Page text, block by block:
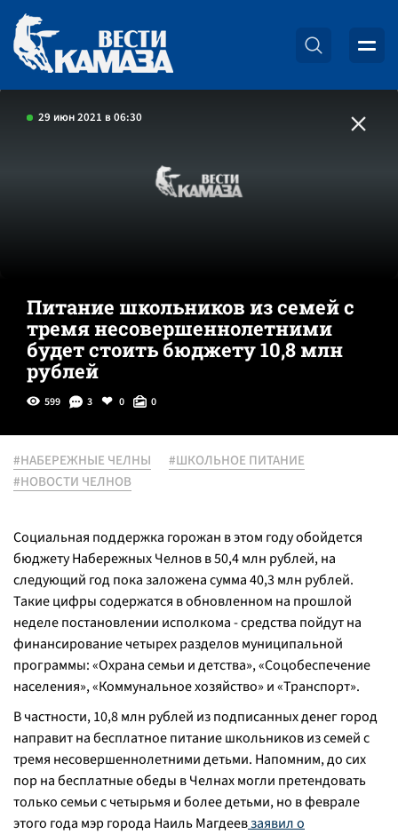
29 июн 2021 в 06:30
Питание школьников из семей с
тремя несовершеннолетними
будет стоить бюджету 10,8 млн
рублей
599 3 0 0
#НАБЕРЕЖНЫЕ ЧЕЛНЫ
#ШКОЛЬНОЕ ПИТАНИЕ
#НОВОСТИ ЧЕЛНОВ
Социальная поддержка горожан в этом году обойдется
бюджету Набережных Челнов в 50,4 млн рублей, на
следующий год пока заложена сумма 40,3 млн рублей.
Такие цифры содержатся в обновленном на прошлой
неделе постановлении исполкома - средства пойдут на
финансирование четырех разделов муниципальной
программы: «Охрана семьи и детства», «Соцобеспечение
населения», «Коммунальное хозяйство» и «Транспорт».
В частности, 10,8 млн рублей из подписанных денег город
направит на бесплатное питание школьников из семей с
тремя несовершеннолетними детьми. Напомним, до сих
пор на бесплатные обеды в Челнах могли претендовать
только семьи с четырьмя и более детьми, но в феврале
этого года мэр города Наиль Магдеевзаявил о